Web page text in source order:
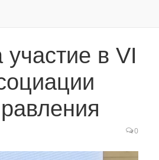
в VI
0